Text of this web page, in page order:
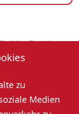
zu
Medien
Doris
Ödsbach